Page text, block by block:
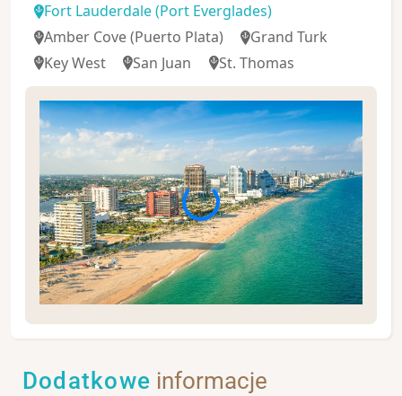
Fort Lauderdale(Port Everglades)
Amber Cove(Puerto Plata)
Grand Turk
Key West
San Juan St. Thomas
Fort Lauderdale słynie z sieci malowniczych kanałów
„Wenecją Ameryki” dzięki licznym drogom wodnym
Dodatkowe informacje